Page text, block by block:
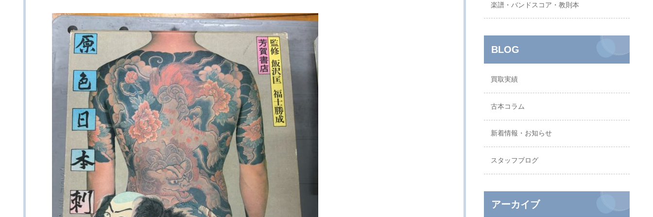
楽譜・バンドスコア・教則本
BLOG
買取実績
古本コラム
新着情報・お知らせ
スタッフブログ
アーカイブ